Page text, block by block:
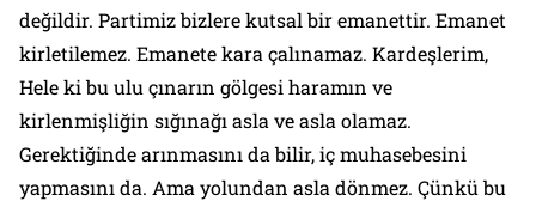
değildir. Partimiz bizlere kutsal bir emanettir. Emanet
kirletilemez. Emanete kara çalınamaz. Kardeşlerim,
Hele ki bu ulu çınarın gölgesi haramın ve
kirlenmişliğin sığınağı asla ve asla olamaz.
Gerektiğinde arınmasını da bilir, iç muhasebesini
yapmasını da. Ama yolundan asla dönmez. Çünkü bu